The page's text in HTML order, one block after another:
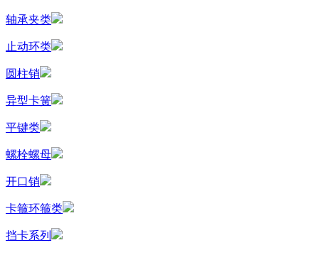
轴承夹类
止动环类
圆柱销
异型卡簧
平键类
螺栓螺母
开口销
卡箍环箍类
挡卡系列